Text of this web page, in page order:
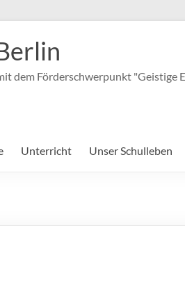
dem Förderschwerpunkt "Geistige
Unterricht Unser Schulleben